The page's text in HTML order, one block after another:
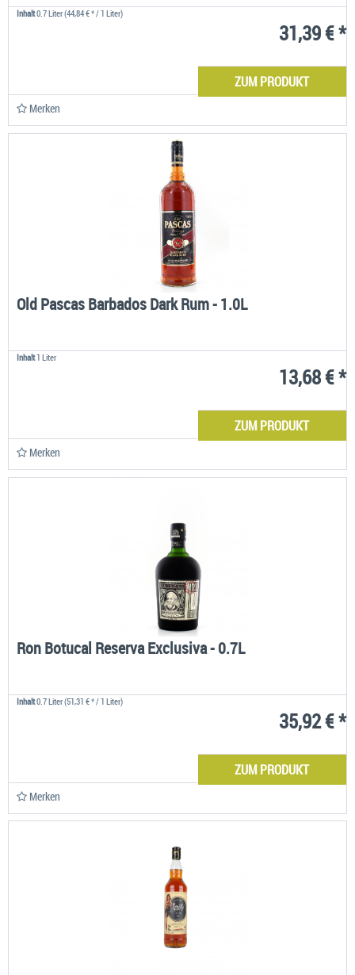
Inhalt0.7 Liter(44,84 € * / 1 Liter)
31,39 € *
ZUM PRODUKT
Merken
Old Pascas Barbados Dark Rum - 1.0L
Inhalt1 Liter
13,68 € *
ZUM PRODUKT
Merken
Ron Botucal Reserva Exclusiva - 0.7L
Inhalt0.7 Liter(51,31 € * / 1 Liter)
35,92 € *
ZUM PRODUKT
Merken